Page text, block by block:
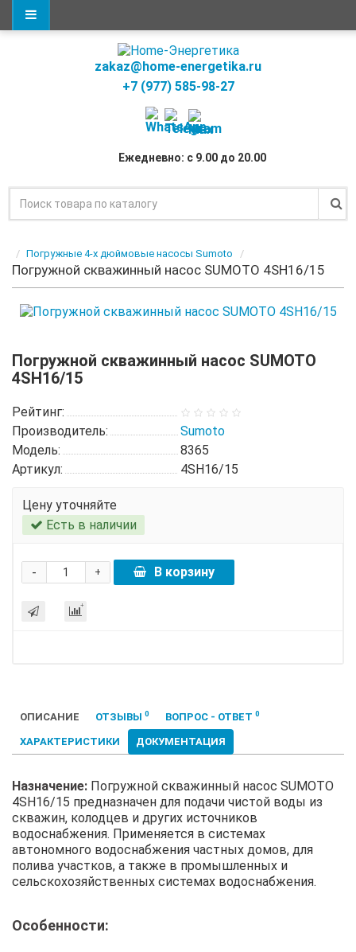
zakaz@home-energetika.ru
+7 (977) 585-98-27
Ежедневно: с 9.00 до 20.00
Погружные 4-х дюймовые насосы Sumoto
Погружной скважинный насос SUMOTO 4SH16/15
Погружной скважинный насос SUMOTO
4SH16/15
Рейтинг:
Производитель:
Sumoto
Модель:
8365
Артикул:
4SH16/15
Цену уточняйте
Есть в наличии
+
- В корзину
ОПИСАНИЕ ОТЗЫВЫ 0 ВОПРОС - ОТВЕТ 0
ХАРАКТЕРИСТИКИ ДОКУМЕНТАЦИЯ
Назначение: Погружной скважинный насос SUMOTO
4SH16/15 предназначен для подачи чистой воды из
скважин, колодцев и других источников
водоснабжения. Применяется в системах
автономного водоснабжения частных домов, для
полива участков, а также в промышленных и
сельскохозяйственных системах водоснабжения.
Особенности: